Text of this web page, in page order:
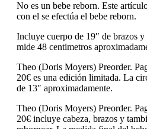
No es un bebe reborn. Este
con el se efectúa el bebe reborn.
Incluye cuerpo de 19″ de brazos
mide 48 centimetros
Theo (Doris Moyers) Preorder.
20€ es una edición limitada. La
de 13″ aproximadamente.
Theo (Doris Moyers) Preorder.
20€ incluye cabeza, brazos y